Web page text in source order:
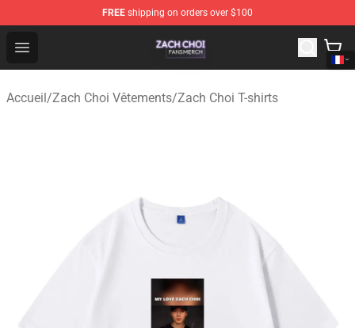
FREE shipping on orders over $100
Open menu
Zach Choi Shop - Official Zach Choi Merchandise Store
Accueil/Zach Choi Vêtements/Zach Choi T-shirts